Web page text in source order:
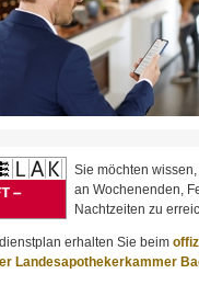
Sie möchten
an Wochenenden,
Nachtzeiten zu
erhalten Sie beim
Landesapothekerkammer